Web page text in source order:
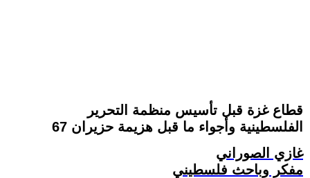
قطاع غزة قبل تأسيس منظمة التحرير
الفلسطينية وأجواء ما قبل هزيمة حزيران 67
غازي الصوراني
مفكر وباحث فلسطيني